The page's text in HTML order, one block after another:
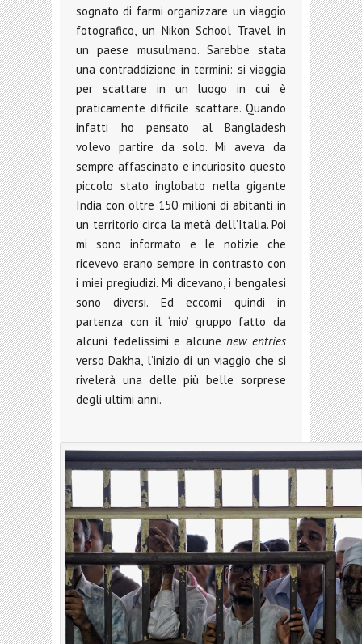
sognato di farmi organizzare un viaggio
fotografico, un Nikon School Travel in
un paese musulmano. Sarebbe stata
una contraddizione in termini: si viaggia
per scattare in un luogo in cui è
praticamente difficile scattare. Quando
infatti ho pensato al Bangladesh
volevo partire da solo. Mi aveva da
sempre affascinato e incuriosito questo
piccolo stato inglobato nella gigante
India con oltre 150 milioni di abitanti in
un territorio circa la metà dell’Italia. Poi
mi sono informato e le notizie che
ricevevo erano sempre in contrasto con
i miei pregiudizi. Mi dicevano, i bengalesi
sono diversi. Ed eccomi quindi in
partenza con il ‘mio’ gruppo fatto da
alcuni fedelissimi e alcunenew entries
verso Dakha, l’inizio di un viaggio che si
rivelerà una delle più belle sorprese
degli ultimi anni.